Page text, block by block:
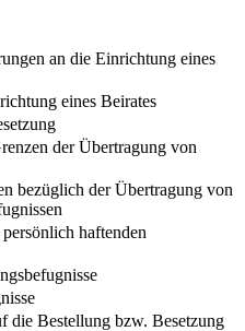
an die Einrichtung eines
eines Beirates
der Übertragung von
bezüglich der Übertragung von
haftenden
Bestellung bzw. Besetzung